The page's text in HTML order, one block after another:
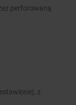
perforowaną
z